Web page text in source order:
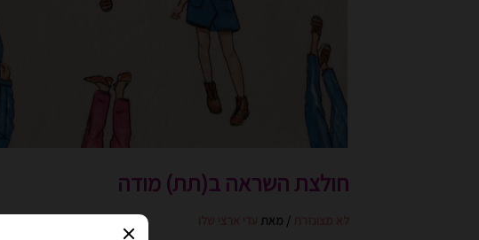
חולצת השראה ב(תת) מודה
/ מאת